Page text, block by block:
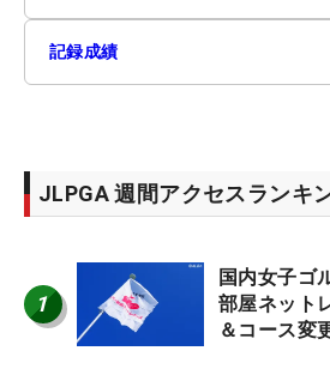
記録成績
JLPGA 週間アクセスランキ
1
国内女子ゴ
部屋ネット
＆コース変